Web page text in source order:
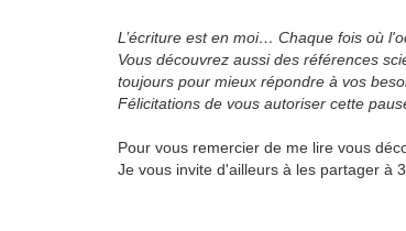
L’écriture est en moi… Chaque fois où
Vous découvrez aussi des références
toujours pour mieux répondre à vos
Félicitations de vous autoriser cette
Pour vous remercier de me lire vous
Je vous invite d'ailleurs à les partager à